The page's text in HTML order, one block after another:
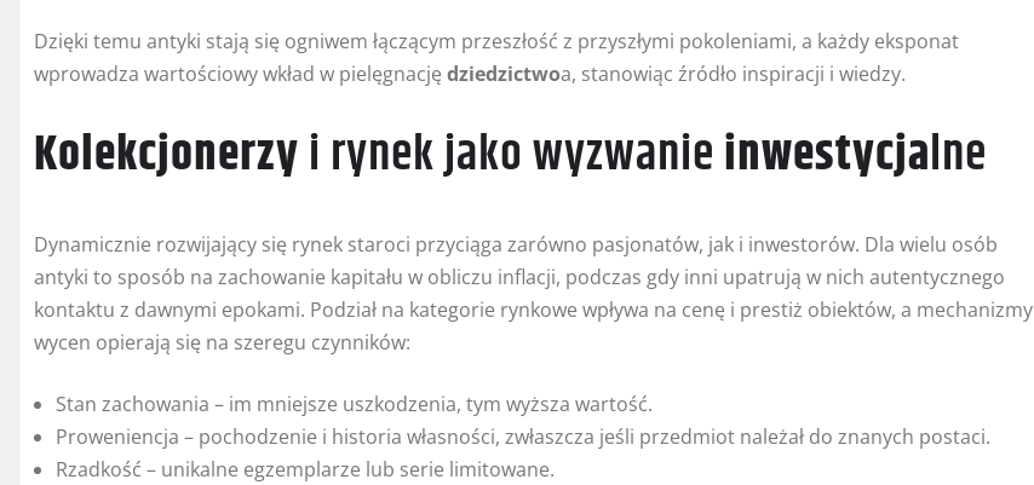
Dzięki temu antyki stają się ogniwem łączącym przeszłość z przyszłymi pokoleniami, a każdy eksponat
wprowadza wartościowy wkład w pielęgnację dziedzictwoa, stanowiąc źródło inspiracji i wiedzy.
Kolekcjonerzyi rynek jako wyzwanieinwestycjalne
Dynamicznie rozwijający się rynek staroci przyciąga zarówno pasjonatów, jak i inwestorów. Dla wielu osób
antyki to sposób na zachowanie kapitału w obliczu inflacji, podczas gdy inni upatrują w nich autentycznego
kontaktu z dawnymi epokami. Podział na kategorie rynkowe wpływa na cenę i prestiż obiektów, a mechanizmy
wycen opierają się na szeregu czynników:
Stan zachowania – im mniejsze uszkodzenia, tym wyższa wartość.
Proweniencja – pochodzenie i historia własności, zwłaszcza jeśli przedmiot należał do znanych postaci.
Rzadkość – unikalne egzemplarze lub serie limitowane.